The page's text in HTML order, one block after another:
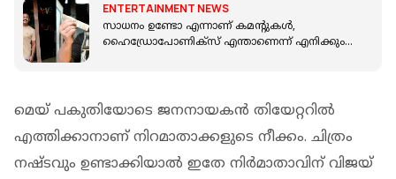
ENTERTAINMENT NEWS
സാധനം ഉണ്ടോ എന്നാണ് കമന്റുകൾ,
ഹൈഡ്രോപോണിക്സ് എന്താണെന്ന് എനിക്കും
മെയ് പകുതിയോടെ ജനനായകൻ തിയേറ്ററിൽ
എത്തിക്കാനാണ് നിറമാതാക്കളുടെ നീക്കം. ചിത്രം
നഷ്ടവും ഉണ്ടാക്കിയാൽ ഇതേ നിർമാതാവിന് വിജയ്